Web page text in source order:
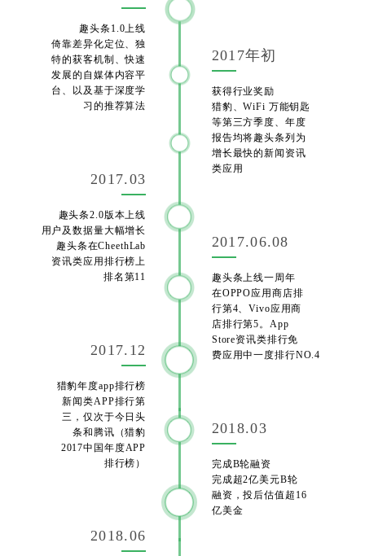
趣头条1.0上线
倚靠差异化定位、独
特的获客机制、快速
发展的自媒体内容平
台、以及基于深度学
习的推荐算法
2017.03
趣头条2.0版本上线
用户及数据量大幅增长
趣头条在CheethLab
资讯类应用排行榜上
排名第11
2017.12
猎豹年度app排行榜
新闻类APP排行第
三，仅次于今日头
条和腾讯（猎豹
2017中国年度APP
排行榜）
2018.06
2017年初
获得行业奖励
猎豹、WiFi 万能钥匙
等第三方季度、年度
报告均将趣头条列为
增长最快的新闻资讯
类应用
2017.06.08
趣头条上线一周年
在OPPO应用商店排
行第4、Vivo应用商
店排行第5。App
Store资讯类排行免
费应用中一度排行NO.4
2018.03
完成B轮融资
完成超2亿美元B轮
融资，投后估值超16
亿美金